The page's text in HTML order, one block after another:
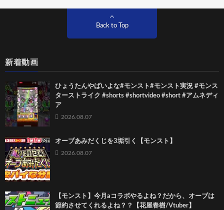
Back to Top
新着動画
ひょうたんやばいよな#モンスト#モンスト実況 #モンス
ターストライク #shorts #shortvideo #short #アムネディ
ア
2026.08.07
オーブあみだくじを3垢引く【モンスト】
2026.08.07
【モンスト】今月aコラボやるよね？だから、オーブは
節約させてくれるよね？？【花屋春樹/Vtuber】